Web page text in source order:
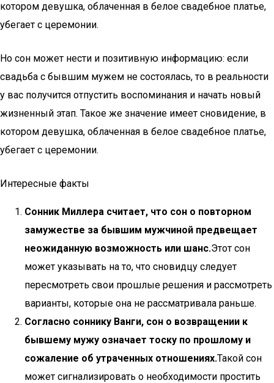
котором девушка, облаченная в белое свадебное платье,
убегает с церемонии.
Но сон может нести и позитивную информацию: если
свадьба с бывшим мужем не состоялась, то в реальности
у вас получится отпустить воспоминания и начать новый
жизненный этап. Такое же значение имеет сновидение, в
котором девушка, облаченная в белое свадебное платье,
убегает с церемонии.
Интересные факты
Сонник Миллера считает, что сон о повторном
замужестве за бывшим мужчиной предвещает
неожиданную возможность или шанс.Этот сон
может указывать на то, что сновидцу следует
пересмотреть свои прошлые решения и рассмотреть
варианты, которые она не рассматривала раньше.
Согласно соннику Ванги, сон о возвращении к
бывшему мужу означает тоску по прошлому и
сожаление об утраченных отношениях.Такой сон
может сигнализировать о необходимости простить